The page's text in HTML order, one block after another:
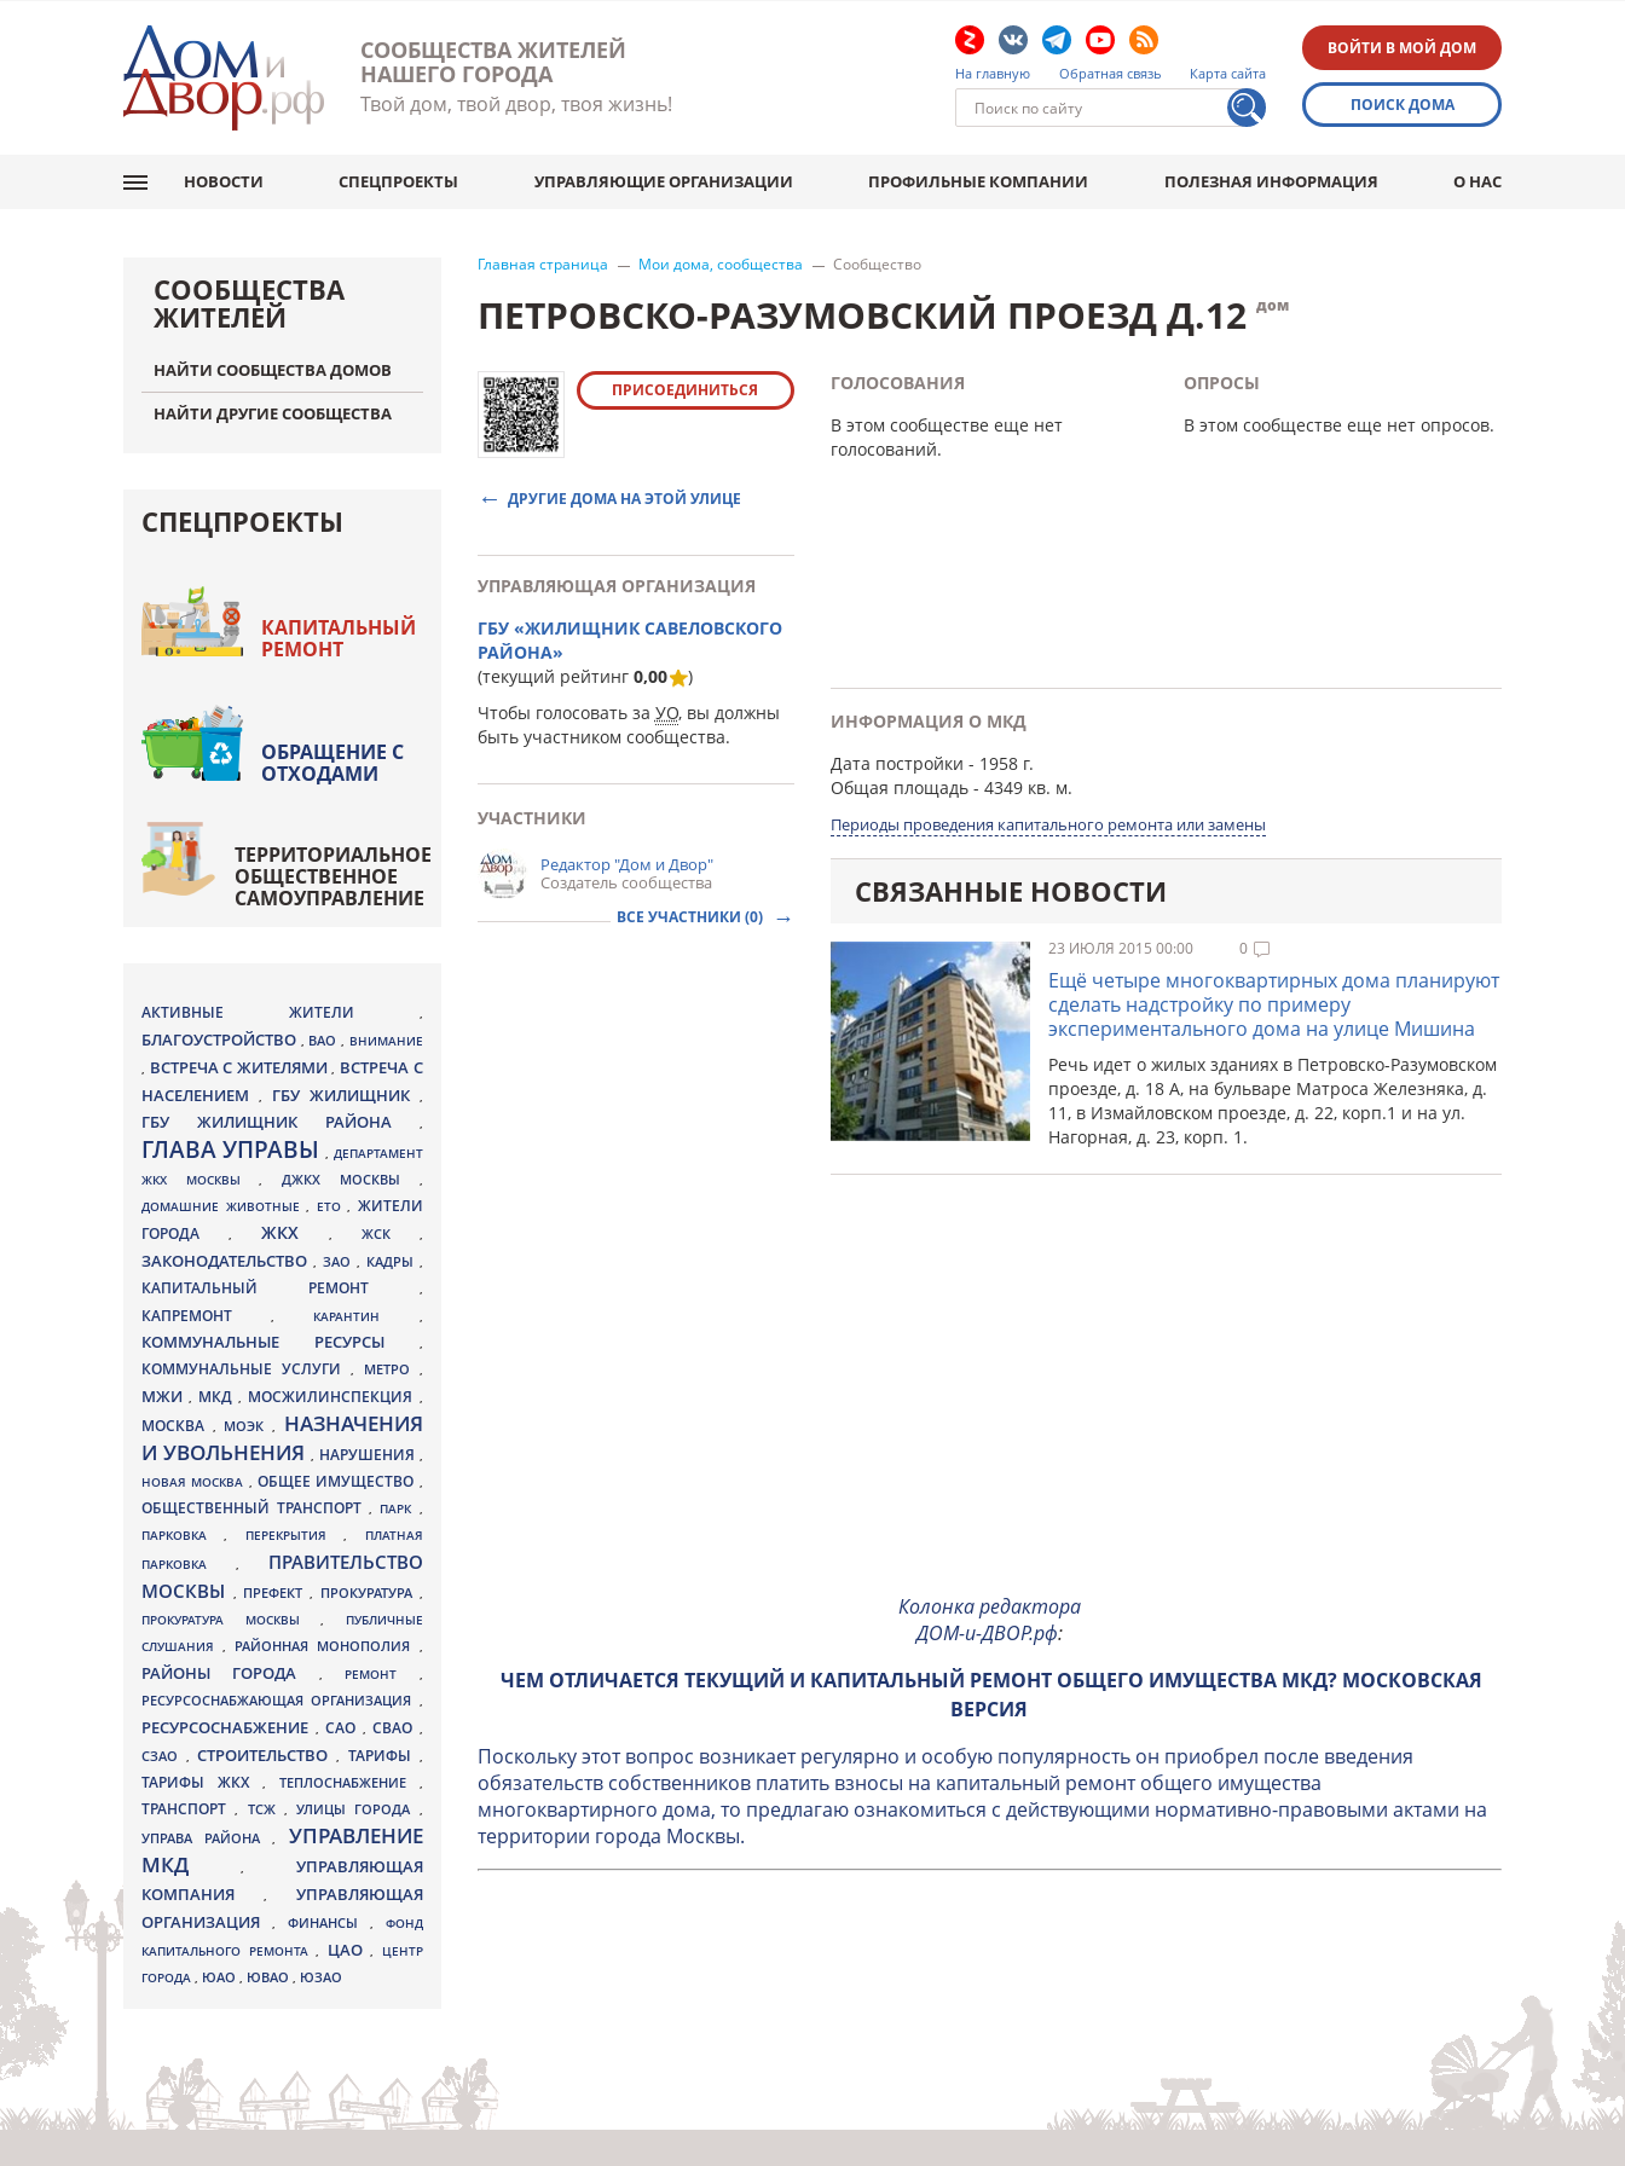
СООБЩЕСТВА ЖИТЕЛЕЙ
НАШЕГО ГОРОДА
Твой дом, твой двор, твоя жизнь!
На главную Обратная связь Карта сайта
ВОЙТИ В МОЙ ДОМ
ПОИСК ДОМА
НОВОСТИ СПЕЦПРОЕКТЫ УПРАВЛЯЮЩИЕ ОРГАНИЗАЦИИ ПРОФИЛЬНЫЕ КОМПАНИИ ПОЛЕЗНАЯ ИНФОРМАЦИЯ О НАС
Главная страница Мои дома, сообщества Сообщество
ПЕТРОВСКО-РАЗУМОВСКИЙ ПРОЕЗД Д.12 дом
ПРИСОЕДИНИТЬСЯ
ДРУГИЕ ДОМА НА ЭТОЙ УЛИЦЕ
УПРАВЛЯЮЩАЯ ОРГАНИЗАЦИЯ
ГБУ «ЖИЛИЩНИК САВЕЛОВСКОГО
РАЙОНА»
(текущий рейтинг 0,00
)
Чтобы голосовать за УО, вы должны
быть участником сообщества.
УЧАСТНИКИ
Редактор "Дом и Двор"
Создатель сообщества
ВСЕ УЧАСТНИКИ (0)
ГОЛОСОВАНИЯ
В этом сообществе еще нет
голосований.
ОПРОСЫ
В этом сообществе еще нет опросов.
ИНФОРМАЦИЯ О МКД
Дата постройки - 1958 г.
Общая площадь- 4349 кв. м.
Периоды проведения капитального ремонта или замены
СВЯЗАННЫЕ НОВОСТИ
23 ИЮЛЯ 2015 00:00 0
Ещё четыре многоквартирных дома планируют
сделать надстройку по примеру
экспериментального дома на улице Мишина
Речь идет о жилых зданиях в Петровско-Разумовском
проезде, д. 18 А, на бульваре Матроса Железняка, д.
11, в Измайловском проезде, д. 22, корп.1 и на ул.
Нагорная, д. 23, корп. 1.
Колонка редактора
ДОМ-и-ДВОР.рф:
ЧЕМ ОТЛИЧАЕТСЯ ТЕКУЩИЙ И КАПИТАЛЬНЫЙ РЕМОНТ ОБЩЕГО ИМУЩЕСТВА МКД? МОСКОВСКАЯ
ВЕРСИЯ
Поскольку этот вопрос возникает регулярно и особую популярность он приобрел после введения
обязательств собственников платить взносы на капитальный ремонт общего имущества
многоквартирного дома, то предлагаю ознакомиться с действующими нормативно-правовыми актами на
территории города Москвы.
СООБЩЕСТВА
ЖИТЕЛЕЙ
НАЙТИ СООБЩЕСТВА ДОМОВ
НАЙТИ ДРУГИЕ СООБЩЕСТВА
СПЕЦПРОЕКТЫ
КАПИТАЛЬНЫЙ
РЕМОНТ
ОБРАЩЕНИЕ С
ОТХОДАМИ
ТЕРРИТОРИАЛЬНОЕ
ОБЩЕСТВЕННОЕ
САМОУПРАВЛЕНИЕ
АКТИВНЫЕ ЖИТЕЛИ ,
БЛАГОУСТРОЙСТВО , ВАО , ВНИМАНИЕ
, ВСТРЕЧА С ЖИТЕЛЯМИ, ВСТРЕЧА С
НАСЕЛЕНИЕМ
, ГБУ ЖИЛИЩНИК ,
ГБУ ЖИЛИЩНИК РАЙОНА ,
ГЛАВА УПРАВЫ, ДЕПАРТАМЕНТ
ЖКХ МОСКВЫ,ДЖКХ МОСКВЫ ,
ДОМАШНИЕ ЖИВОТНЫЕ , ЕТО , ЖИТЕЛИ
ГОРОДА
, ЖКХ , ЖСК ,
ЗАКОНОДАТЕЛЬСТВО , ЗАО , КАДРЫ ,
КАПИТАЛЬНЫЙ РЕМОНТ ,
КАПРЕМОНТ , КАРАНТИН ,
КОММУНАЛЬНЫЕ РЕСУРСЫ ,
КОММУНАЛЬНЫЕ УСЛУГИ , МЕТРО ,
МЖИ, МКД , МОСЖИЛИНСПЕКЦИЯ ,
МОСКВА , МОЭК ,
НАЗНАЧЕНИЯ
И УВОЛЬНЕНИЯ , НАРУШЕНИЯ ,
НОВАЯ МОСКВА , ОБЩЕЕ ИМУЩЕСТВО ,
ОБЩЕСТВЕННЫЙ ТРАНСПОРТ, ПАРК ,
ПАРКОВКА, ПЕРЕКРЫТИЯ,
ПЛАТНАЯ
ПАРКОВКА ,
ПРАВИТЕЛЬСТВО
МОСКВЫ , ПРЕФЕКТ, ПРОКУРАТУРА ,
ПРОКУРАТУРА МОСКВЫ ,
ПУБЛИЧНЫЕ
СЛУШАНИЯ, РАЙОННАЯ МОНОПОЛИЯ ,
РАЙОНЫ ГОРОДА , РЕМОНТ ,
РЕСУРСОСНАБЖАЮЩАЯ ОРГАНИЗАЦИЯ ,
РЕСУРСОСНАБЖЕНИЕ , САО , СВАО ,
СЗАО ,СТРОИТЕЛЬСТВО, ТАРИФЫ ,
ТАРИФЫ ЖКХ , ТЕПЛОСНАБЖЕНИЕ ,
ТРАНСПОРТ, ТСЖ , УЛИЦЫ ГОРОДА ,
УПРАВА РАЙОНА, УПРАВЛЕНИЕ
МКД, УПРАВЛЯЮЩАЯ
КОМПАНИЯ
, УПРАВЛЯЮЩАЯ
ОРГАНИЗАЦИЯ
, ФИНАНСЫ , ФОНД
КАПИТАЛЬНОГО РЕМОНТА , ЦАО ,
ЦЕНТР
ГОРОДА , ЮАО , ЮВАО , ЮЗАО